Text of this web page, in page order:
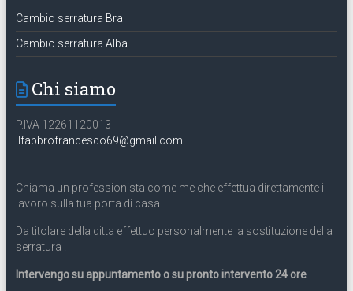
Cambio serratura Bra
Cambio serratura Alba
Chi siamo
P.IVA 12261120013
ilfabbrofrancesco69@gmail.com
Chiama un professionista come me che effettua direttamente il
lavoro sulla tua porta di casa .
Da titolare della ditta effettuo personalmente la sostituzione della
serratura .
Intervengo su appuntamento o su pronto intervento 24 ore